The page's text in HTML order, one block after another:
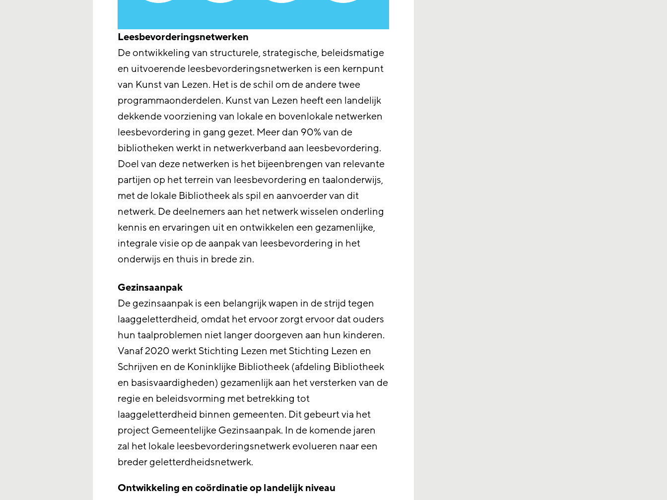
Leesbevorderingsnetwerken
De ontwikkeling van structurele, strategische, beleidsmatige
en uitvoerende leesbevorderingsnetwerken is een kernpunt
van Kunst van Lezen. Het is de schil om de andere twee
programmaonderdelen. Kunst van Lezen heeft een landelijk
dekkende voorziening van lokale en bovenlokale netwerken
leesbevordering in gang gezet. Meer dan 90% van de
bibliotheken werkt in netwerkverband aan leesbevordering.
Doel van deze netwerken is het bijeenbrengen van relevante
partijen op het terrein van leesbevordering en taalonderwijs,
met de lokale Bibliotheek als spil en aanvoerder van dit
netwerk. De deelnemers aan het netwerk wisselen onderling
kennis en ervaringen uit en ontwikkelen een gezamenlijke,
integrale visie op de aanpak van leesbevordering in het
onderwijs en thuis in brede zin.
Gezinsaanpak
De gezinsaanpak is een belangrijk wapen in de strijd tegen
laaggeletterdheid, omdat het ervoor zorgt ervoor dat ouders
hun taalproblemen niet langer doorgeven aan hun kinderen.
Vanaf 2020 werkt Stichting Lezen met Stichting Lezen en
Schrijven en de Koninklijke Bibliotheek (afdeling Bibliotheek
en basisvaardigheden) gezamenlijk aan het versterken van de
regie en beleidsvorming met betrekking tot
laaggeletterdheid binnen gemeenten. Dit gebeurt via het
project Gemeentelijke Gezinsaanpak. In de komende jaren
zal het lokale leesbevorderingsnetwerk evolueren naar een
breder geletterdheidsnetwerk.
Ontwikkeling en coördinatie op landelijk niveau